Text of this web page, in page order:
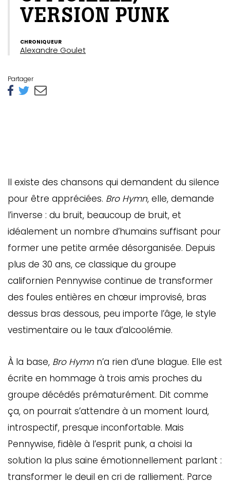
VERSION PUNK
CHRONIQUEUR
Alexandre Goulet
Partager
Il existe des chansons qui demandent du silence
pour être appréciées. Bro Hymn, elle, demande
l’inverse : du bruit, beaucoup de bruit, et
idéalement un nombre d’humains suffisant pour
former une petite armée désorganisée. Depuis
plus de 30 ans, ce classique du groupe
californien Pennywise continue de transformer
des foules entières en chœur improvisé, bras
dessus bras dessous, peu importe l’âge, le style
vestimentaire ou le taux d’alcoolémie.
À la base, Bro Hymn n’a rien d’une blague. Elle est
écrite en hommage à trois amis proches du
groupe décédés prématurément. Dit comme
ça, on pourrait s’attendre à un moment lourd,
introspectif, presque inconfortable. Mais
Pennywise, fidèle à l’esprit punk, a choisi la
solution la plus saine émotionnellement parlant :
transformer le deuil en cri de ralliement. Parce